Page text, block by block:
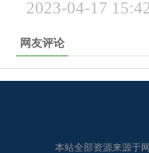
2023-04-17 15:42
网友评论
本站全部资源来源于